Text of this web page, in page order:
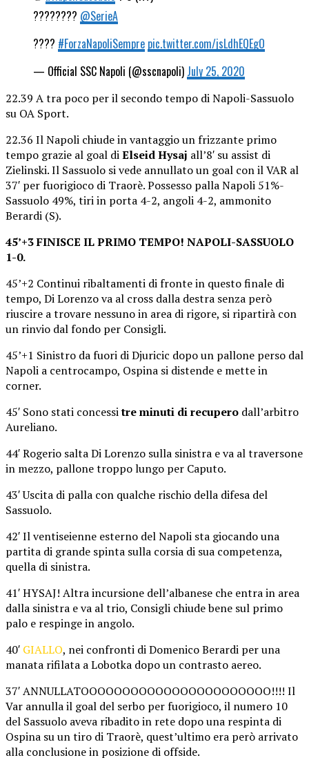
???????? @SerieA
???? #ForzaNapoliSempre pic.twitter.com/jsLdhEQEgO
— Official SSC Napoli (@sscnapoli) July 25, 2020
22.39 A tra poco per il secondo tempo di Napoli-Sassuolo
su OA Sport.
22.36 Il Napoli chiude in vantaggio un frizzante primo
tempo grazie al goal diElseid Hysaj all’8′ su assist di
Zielinski. Il Sassuolo si vede annullato un goal con il VAR al
37′ per fuorigioco di Traorè. Possesso palla Napoli 51%-
Sassuolo 49%, tiri in porta 4-2, angoli 4-2, ammonito
Berardi (S).
45’+3 FINISCE IL PRIMO TEMPO! NAPOLI-SASSUOLO
1-0.
45’+2 Continui ribaltamenti di fronte in questo finale di
tempo, Di Lorenzo va al cross dalla destra senza però
riuscire a trovare nessuno in area di rigore, si ripartirà con
un rinvio dal fondo per Consigli.
45’+1 Sinistro da fuori di Djuricic dopo un pallone perso dal
Napoli a centrocampo, Ospina si distende e mette in
corner.
45′ Sono stati concessitre minuti di recupero dall’arbitro
Aureliano.
44′ Rogerio salta Di Lorenzo sulla sinistra e va al traversone
in mezzo, pallone troppo lungo per Caputo.
43′ Uscita di palla con qualche rischio della difesa del
Sassuolo.
42′ Il ventiseienne esterno del Napoli sta giocando una
partita di grande spinta sulla corsia di sua competenza,
quella di sinistra.
41′ HYSAJ! Altra incursione dell’albanese che entra in area
dalla sinistra e va al trio, Consigli chiude bene sul primo
palo e respinge in angolo.
40′ GIALLO, nei confronti di Domenico Berardi per una
manata rifilata a Lobotka dopo un contrasto aereo.
37′ ANNULLATOOOOOOOOOOOOOOOOOOOOOOO!!!! Il
Var annulla il goal del serbo per fuorigioco, il numero 10
del Sassuolo aveva ribadito in rete dopo una respinta di
Ospina su un tiro di Traorè, quest’ultimo era però arrivato
alla conclusione in posizione di offside.